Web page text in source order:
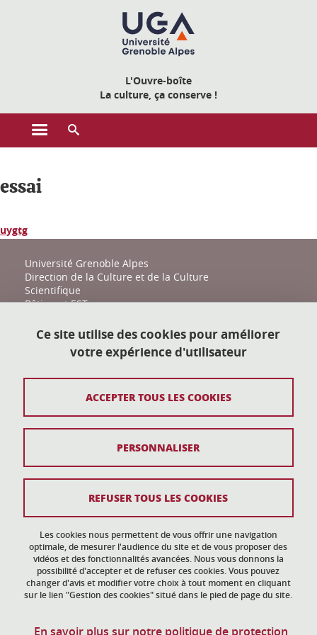
L'Ouvre-boîte
La culture, ça conserve !
Ouvrir le menu principal
essai
uygtg
Université Grenoble Alpes
Direction de la Culture et de la Culture
Scientifique
Bâtiment EST
38400 Saint-Martin-d'Hères
action-culturelle@univ-grenoble-alpes.fr
Plan du site
Données personnelles
Gestion des cookies
Accessibilité : non conforme
Ce site utilise des cookies pour améliorer
votre expérience d'utilisateur
Les cookies nous permettent de vous offrir une navigation
optimale, de mesurer l'audience du site et de vous proposer des
vidéos et des fonctionnalités avancées. Nous vous donnons la
possibilité d'accepter et de refuser ces cookies. Vous pouvez
changer d'avis et modifier votre choix à tout moment en cliquant
sur le lien "Gestion des cookies" situé dans le pied de page du site.
En savoir plus sur notre politique de protection
ACCEPTER TOUS LES COOKIES
REFUSER TOUS LES COOKIES
PERSONNALISER